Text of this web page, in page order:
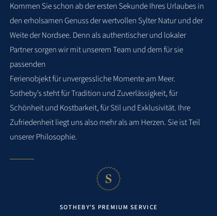
Kommen Sie schon ab der ersten Sekunde Ihres Urlaubes in
den erholsamen Genuss der wertvollen Sylter Natur und der
Weite der Nordsee. Denn alsauthentischer und lokaler
Partner sorgen wir mit unserem Team und dem für sie
passenden
Ferienobjekt für unvergessliche Momente am Meer.
Sotheby’s steht für Tradition und Zuverlässigkeit, für
Schönheit und Kostbarkeit, für Stil und Exklusivität. Ihre
Zufriedenheitliegt uns also mehr als am Herzen. Sie ist Teil
unserer Philosophie.
SOTHEBY’S PREMIUM SERVICE